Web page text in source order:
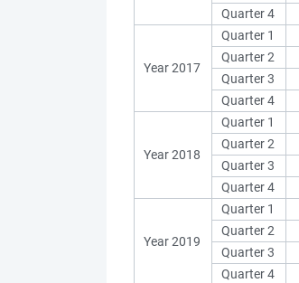
Quarter 4
Year 2017
Quarter 1
Quarter 2
Quarter 3
Quarter 4
Year 2018
Quarter 1
Quarter 2
Quarter 3
Quarter 4
Year 2019
Quarter 1
Quarter 2
Quarter 3
Quarter 4